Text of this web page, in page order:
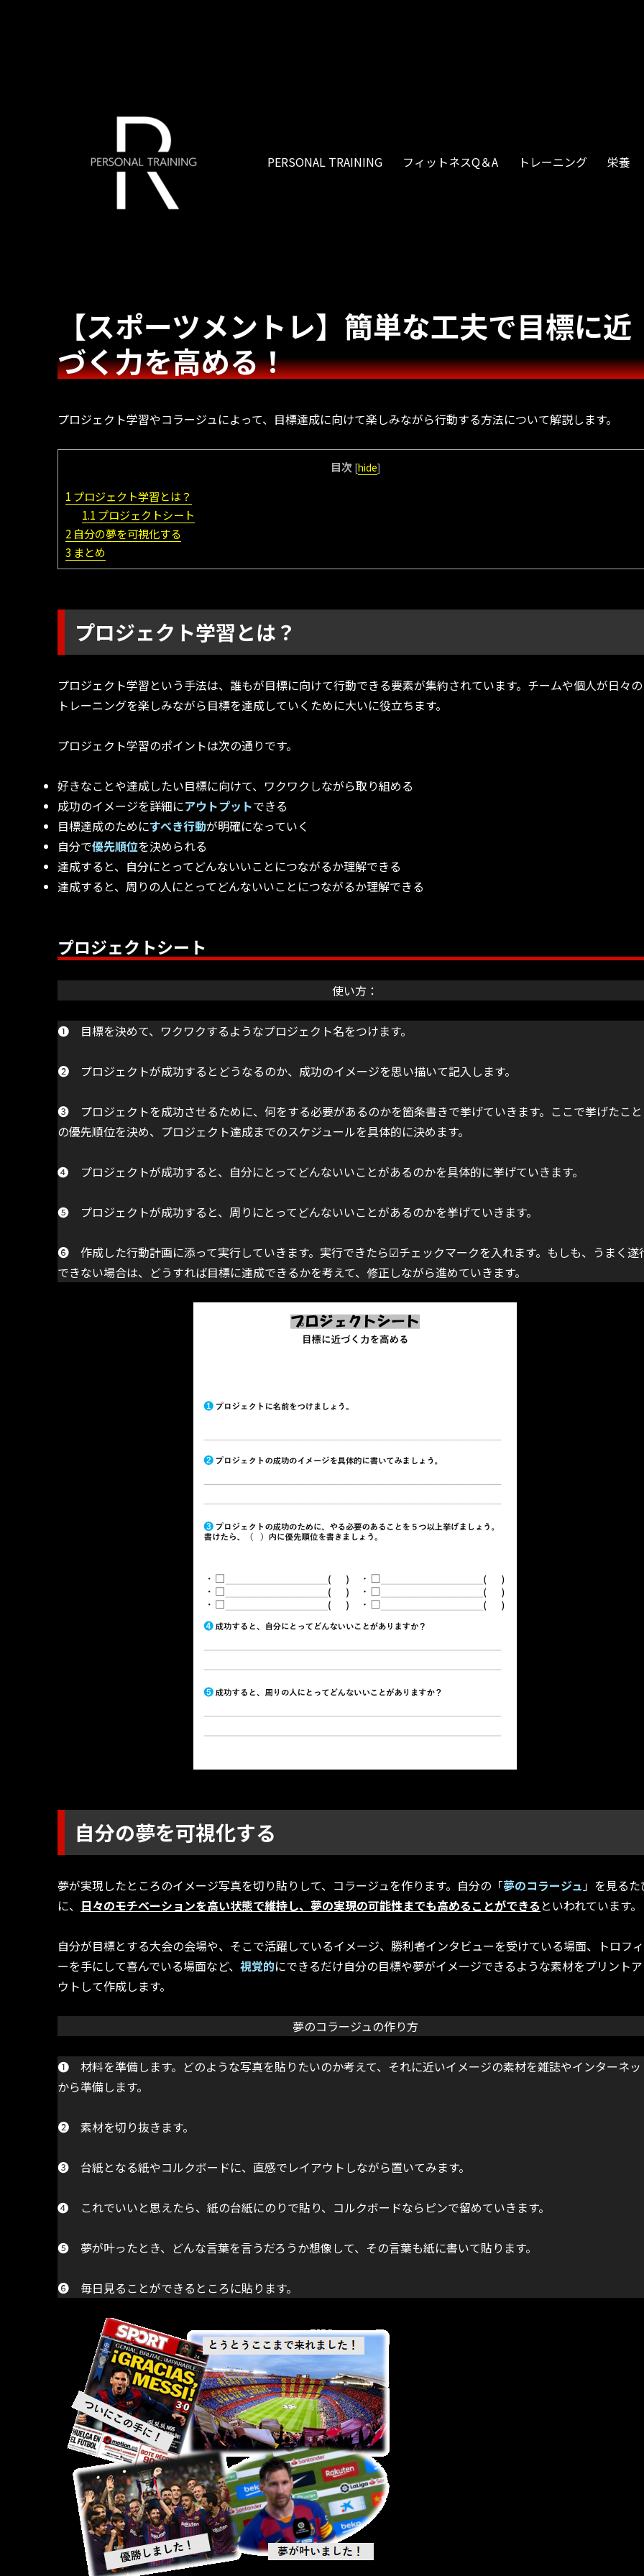
PERSONAL TRAINING フィットネスQ＆A トレーニング 栄養
【スポーツメントレ】簡単な工夫で目標に近
づく力を高める！
プロジェクト学習やコラージュによって、目標達成に向けて楽しみながら行動する方法について解説します。
目次 [hide]
1 プロジェクト学習とは？
1.1 プロジェクトシート
2 自分の夢を可視化する
3 まとめ
プロジェクト学習とは？
プロジェクト学習という手法は、誰もが目標に向けて行動できる要素が集約されています。チームや個人が日々の
トレーニングを楽しみながら目標を達成していくために大いに役立ちます。
プロジェクト学習のポイントは次の通りです。
好きなことや達成したい目標に向けて、ワクワクしながら取り組める
成功のイメージを詳細にアウトプットできる
目標達成のためにすべき行動が明確になっていく
自分で優先順位を決められる
達成すると、自分にとってどんないいことにつながるか理解できる
達成すると、周りの人にとってどんないいことにつながるか理解できる
プロジェクトシート
使い方：
➊ 目標を決めて、ワクワクするようなプロジェクト名をつけます。
➋ プロジェクトが成功するとどうなるのか、成功のイメージを思い描いて記入します。
➌ プロジェクトを成功させるために、何をする必要があるのかを箇条書きで挙げていきます。ここで挙げたこと
の優先順位を決め、プロジェクト達成までのスケジュールを具体的に決めます。
➍ プロジェクトが成功すると、自分にとってどんないいことがあるのかを具体的に挙げていきます。
➎ プロジェクトが成功すると、周りにとってどんないいことがあるのかを挙げていきます。
➏ 作成した行動計画に添って実行していきます。実行できたら☑チェックマークを入れます。もしも、うまく遂
できない場合は、どうすれば目標に達成できるかを考えて、修正しながら進めていきます。
自分の夢を可視化する
夢が実現したところのイメージ写真を切り貼りして、コラージュを作ります。自分の「夢のコラージュ」を見るた
に、 日々のモチベーションを高い状態で維持し、夢の実現の可能性までも高めることができる といわれています。
自分が目標とする大会の会場や、そこで活躍しているイメージ、勝利者インタビューを受けている場面、トロフィ
ーを手にして喜んでいる場面など、視覚的にできるだけ自分の目標や夢がイメージできるような素材をプリントア
ウトして作成します。
夢のコラージュの作り方
➊ 材料を準備します。どのような写真を貼りたいのか考えて、それに近いイメージの素材を雑誌やインターネ
から準備します。
➋ 素材を切り抜きます。
➌ 台紙となる紙やコルクボードに、直感でレイアウトしながら置いてみます。
➍ これでいいと思えたら、紙の台紙にのりで貼り、コルクボードならピンで留めていきます。
➎ 夢が叶ったとき、どんな言葉を言うだろうか想像して、その言葉も紙に書いて貼ります。
➏ 毎日見ることができるところに貼ります。